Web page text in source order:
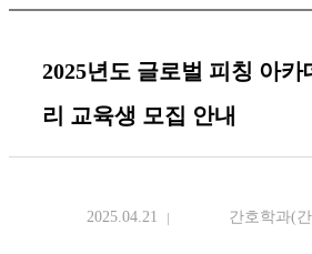
2025년도 글로벌 피칭 아카
리 교육생 모집 안내
2025.04.21 간호학과(